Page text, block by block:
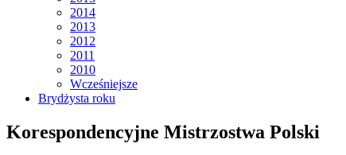
2014
2013
2012
2011
2010
Wcześniejsze
Brydżysta roku
Korespondencyjne Mistrzostwa Polski